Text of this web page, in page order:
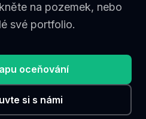
na pozemek, nebo
své portfolio.
oceňování
si s námi